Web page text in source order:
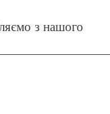
з нашого